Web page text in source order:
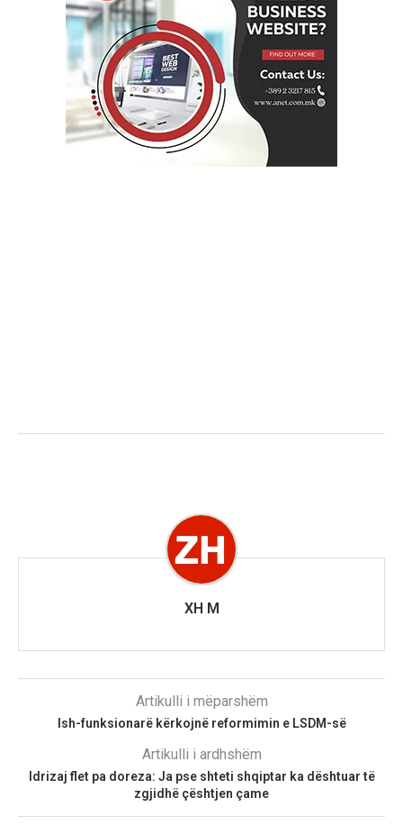
XH M
Artikulli i mëparshëm
Ish-funksionarë kërkojnë reformimin e LSDM-së
Artikulli i ardhshëm
Idrizaj flet pa doreza: Ja pse shteti shqiptar ka dështuar të
zgjidhë çështjen çame